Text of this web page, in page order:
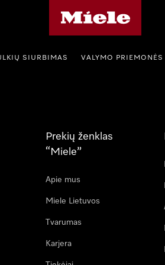
SIURBIMAS VALYMO PRIEMONĖS
Prekių ženklas
“Miele”
Apie mus
Miele Lietuvos
Tvarumas
Karjera